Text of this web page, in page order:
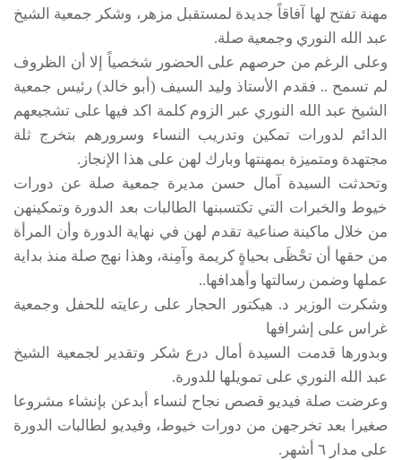
مهنة تفتح لها آفاقاً جديدة لمستقبل مزهر، وشكر جمعية الشيخ
عبد الله النوري وجمعية صلة.
وعلى الرغم من حرصهم على الحضور شخصياً إلا أن الظروف
لم تسمح .. فقدم الأستاذ وليد السيف (أبو خالد) رئيس جمعية
الشيخ عبد الله النوري عبر الزوم كلمة اكد فيها على تشجيعهم
الدائم لدورات تمكين وتدريب النساء وسرورهم بتخرج ثلة
مجتهدة ومتميزة بمهنتها وبارك لهن على هذا الإنجاز.
وتحدثت السيدة آمال حسن مديرة جمعية صلة عن دورات
خيوط والخبرات التي تكتسبنها الطالبات بعد الدورة وتمكينهن
من خلال ماكينة صناعية تقدم لهن في نهاية الدورة وأن المرأة
من حقها أن تحْظَى بحياةٍ كريمة وآمِنة، وهذا نهج صلة منذ بداية
عملها وضمن رسالتها وأهدافها..
وشكرت الوزير د. هيكتور الحجار على رعايته للحفل وجمعية
غراس على إشرافها
وبدورها قدمت السيدة أمال درع شكر وتقدير لجمعية الشيخ
عبد الله النوري على تمويلها للدورة.
وعرضت صلة فيديو قصص نجاح لنساء أبدعن بإنشاء مشروعا
صغيرا بعد تخرجهن من دورات خيوط، وفيديو لطالبات الدورة
على مدار ٦ أشهر.